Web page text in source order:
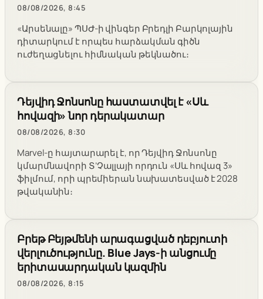
08/08/2026, 8:45
«Արսենալը» ՊՍԺ-ի վինգեր Բրեդլի Բարկոլային
դիտարկում է որպես հարձակման գիծն
ուժեղացնելու հիմնական թեկնածու։
Դեյվիդ Ջոնսոնը հաստատվել է «Սև
հովազի» նոր դերակատար
08/08/2026, 8:30
Marvel-ը հայտարարել է, որ Դեյվիդ Ջոնսոնը
կմարմնավորի Տ’Չալլայի որդուն «Սև հովազ 3»
ֆիլմում, որի պրեմիերան նախատեսված է 2028
թվականին։
Բրեթ Բեյթմենի արագացված դեբյուտի
վերլուծությունը. Blue Jays-ի անցումը
երիտասարդական կազմին
08/08/2026, 8:15